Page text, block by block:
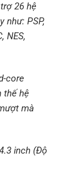
26 hệ
như: PSP,
NES,
core
thế hệ
mà
inch (Độ